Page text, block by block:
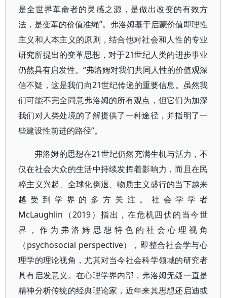
是全世界革命者的灵感之源，是做出改变的有效方
法，是变革的价值准绳”。弗洛姆基于启蒙价值即理性
主义和人本主义的原则，结合他对社会和人性的专业
研究所提出的变革思想，对于21世纪人类的进步事业
仍然具有启发性。“弗洛姆对我们共同人性的价值观深
信不疑，这是我们向21世纪传递的重要信息。虽然我
们可能不完全同意弗洛姆的所有观点，但它们为加深
我们对人类处境的了解提供了一种途径，并指明了一
些建设性前进的路径”。
弗洛姆的思想在21世纪仍然充满生机与活力，不
仅在社会大众的生活中持续发挥着影响力，而且在民
粹主义兴起、全球化倒退、物质主义盛行的当下越来
越受到学界的多方关注。社会学学者
McLaughlin（2019）指出，在危机四伏的当今世
界，作为弗洛姆思想特色的社会心理视角
（psychosocial perspective），即整合社会学与心
理学的理论视角，尤其对当今社会科学领域的研究者
具有启发意义。在心理学界内部，弗洛姆无疑一直是
精神分析传统的经典理论家，近年来其思想还启迪或